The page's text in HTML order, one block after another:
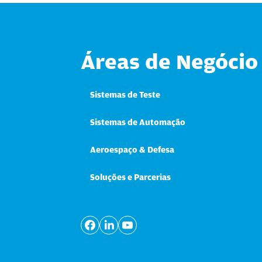
Áreas de Negócio
Sistemas de Teste
Sistemas de Automação
Aeroespaço & Defesa
Soluções e Parcerias